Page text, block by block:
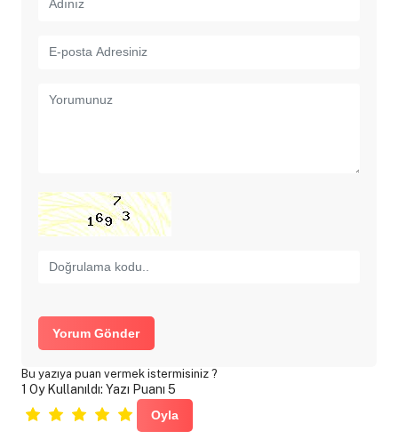
Yorum Gönder
Bu yazıya puan vermek istermisiniz ?
1 Oy Kullanıldı: Yazı Puanı 5